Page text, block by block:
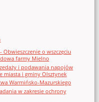
Obwieszczenie o wszczęciu
farmy Mielno
i podawania napojów
miasta i gminy Olsztynek
Warmińsko-Mazurskiego
w zakresie ochrony